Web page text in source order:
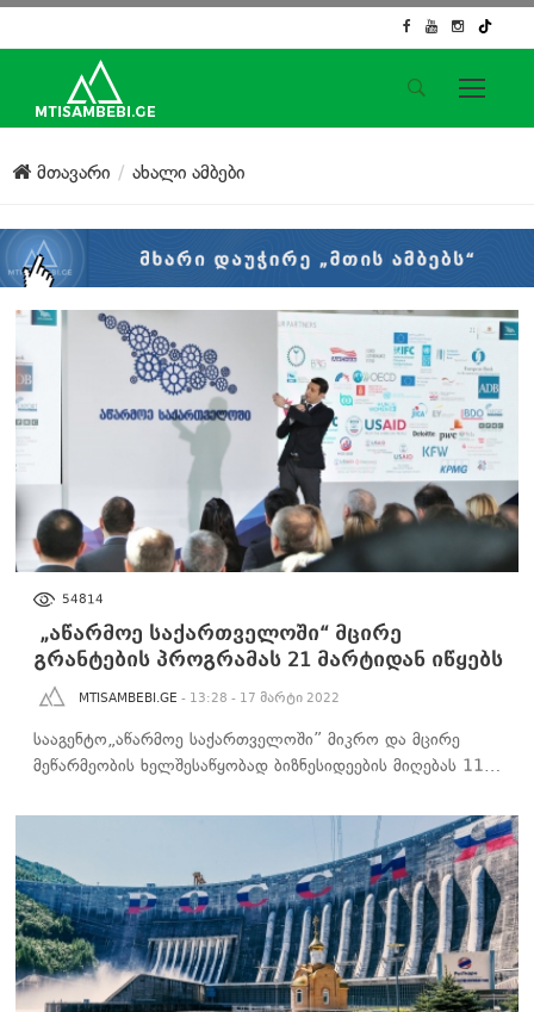
საიტის მენიუ
მთავარი
ქართული საქმე
ჩვენ შესახებ
სოციალური ქსელები
მთავარი ახალი ამბები
54814
„აწარმოე საქართველოში“ მცირე
გრანტების პროგრამას 21 მარტიდან იწყებს
MTISAMBEBI.GE - 13:28 - 17 მარტი 2022
სააგენტო„აწარმოე საქართველოში” მიკრო და მცირე
მეწარმეობის ხელშესაწყობად ბიზნესიდეების მიღებას 11…